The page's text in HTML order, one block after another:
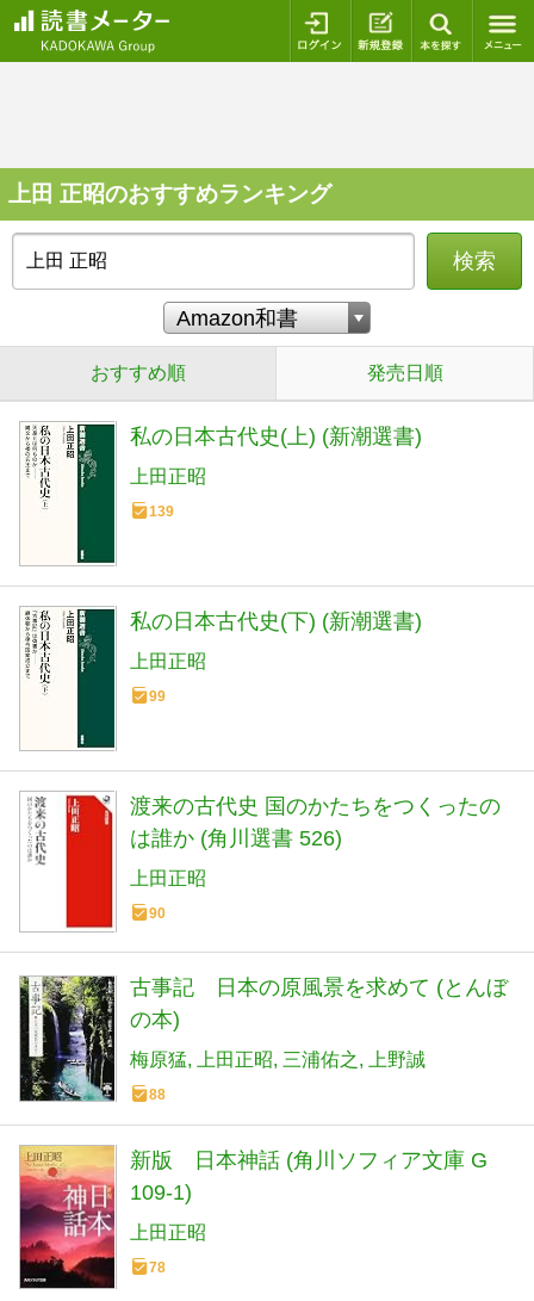
ログイン 新規登録
上田 正昭のおすすめランキング
検索
おすすめ順 発売日順
私の日本古代史(上) (新潮選書)
上田正昭
139
私の日本古代史(下) (新潮選書)
上田正昭
99
渡来の古代史 国のかたちをつくったの
は誰か (角川選書 526)
上田正昭
90
古事記 日本の原風景を求めて (とんぼ
の本)
梅原猛 上田正昭 三浦佑之 上野誠
88
新版 日本神話 (角川ソフィア文庫 G
109-1)
上田正昭
78